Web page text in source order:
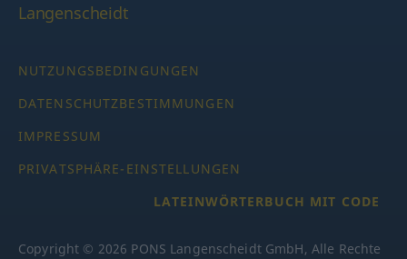
Langenscheidt
NUTZUNGSBEDINGUNGEN
DATENSCHUTZBESTIMMUNGEN
IMPRESSUM
PRIVATSPHÄRE-EINSTELLUNGEN
LATEINWÖRTERBUCH MIT CODE
Copyright © 2026 PONS Langenscheidt GmbH, Alle Rechte